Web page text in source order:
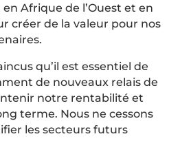
Afrique de l’Ouest et en
créer de la valeur pour nos
qu’il est essentiel de
de nouveaux relais de
notre rentabilité et
terme. Nous ne cessons
les secteurs futurs